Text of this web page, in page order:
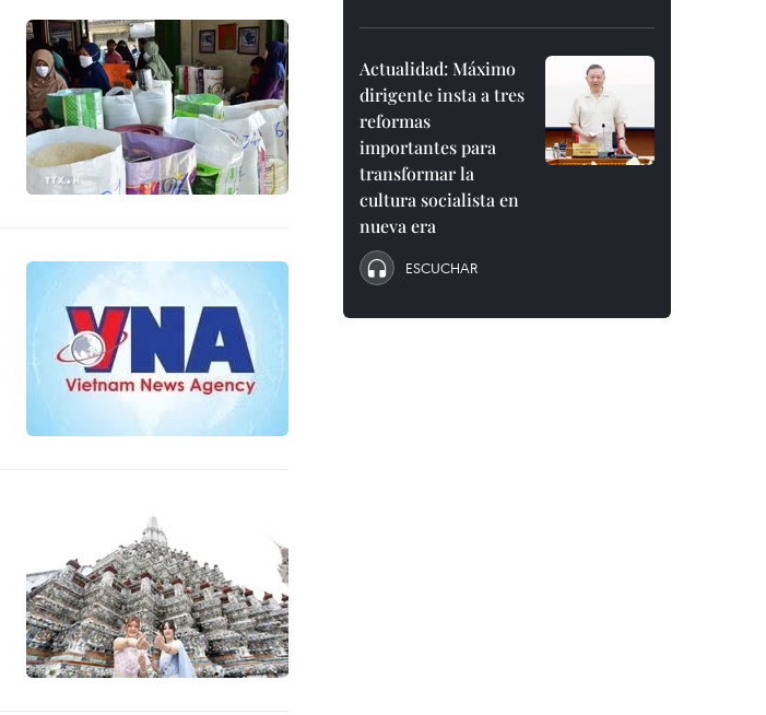
Actualidad: Máximo
dirigente insta a tres
reformas
importantes para
transformar la
cultura socialista en
nueva era
ESCUCHAR